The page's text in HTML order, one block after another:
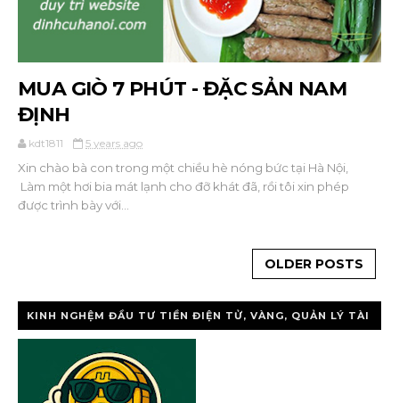
MUA GIÒ 7 PHÚT - ĐẶC SẢN NAM
ĐỊNH
kdt1811 5 years ago
Xin chào bà con trong một chiều hè nóng bức tại Hà Nội,
Làm một hơi bia mát lạnh cho đỡ khát đã, rồi tôi xin phép
được trình bày với...
OLDER POSTS
KINH NGHỆM ĐẦU TƯ TIỀN ĐIỆN TỬ, VÀNG, QUẢN LÝ TÀI